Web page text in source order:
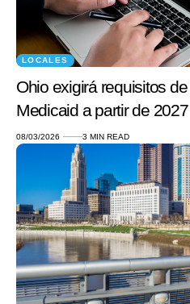
LOCALES
Ohio exigirá requisitos
Medicaid a partir de 2027
08/03/2026 3 MIN READ